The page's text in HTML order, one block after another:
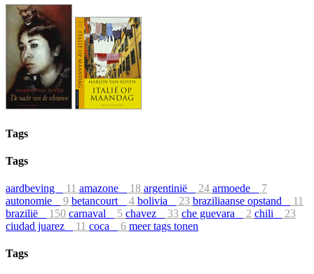
Tags
Tags
aardbeving 11 amazone 18 argentinië 24 armoede
7
autonomie
9 betancourt 4 bolivia 23 braziliaanse opstand
11
brazilië
150 carnaval 5 chavez 33 che guevara 2 chili
23
ciudad juarez
11 coca 6 meer tags tonen
Tags